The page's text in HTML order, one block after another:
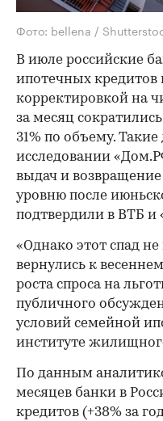
Фото: bellena /
В июле российские
ипотечных кредитов
корректировкой на
за месяц
31% по объему.
исследовании
выдач и
уровню после
подтвердили в ВТБ и
«Однако этот спад
вернулись к
роста спроса на
публичного
условий семейной
институте
По данным
месяцев банки в
кредитов (+38% за